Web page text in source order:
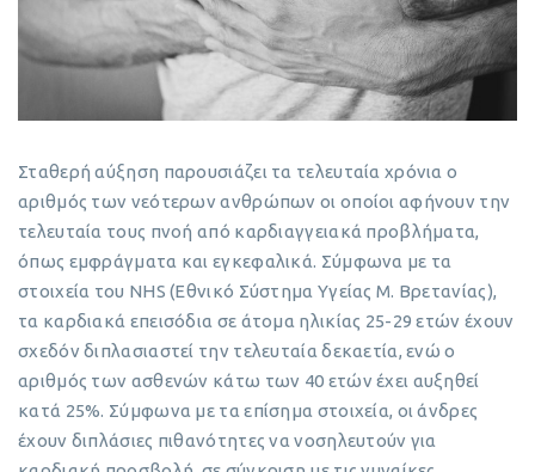
Σταθερή αύξηση παρουσιάζει τα τελευταία χρόνια ο
αριθμός των νεότερων ανθρώπων οι οποίοι αφήνουν την
τελευταία τους πνοή από καρδιαγγειακά προβλήματα,
όπως εμφράγματα και εγκεφαλικά. Σύμφωνα με τα
στοιχεία του NHS (Εθνικό Σύστημα Υγείας Μ. Βρετανίας),
τα καρδιακά επεισόδια σε άτομα ηλικίας 25-29 ετών έχουν
σχεδόν διπλασιαστεί την τελευταία δεκαετία, ενώ ο
αριθμός των ασθενών κάτω των 40 ετών έχει αυξηθεί
κατά 25%. Σύμφωνα με τα επίσημα στοιχεία, οι άνδρες
έχουν διπλάσιες πιθανότητες να νοσηλευτούν για